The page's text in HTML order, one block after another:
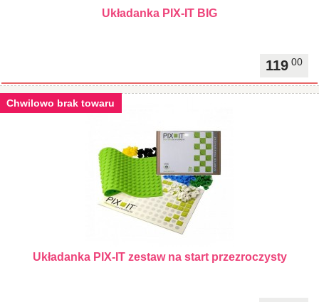
Układanka PIX-IT BIG
119 00
Chwilowo brak towaru
Układanka PIX-IT zestaw na start przezroczysty